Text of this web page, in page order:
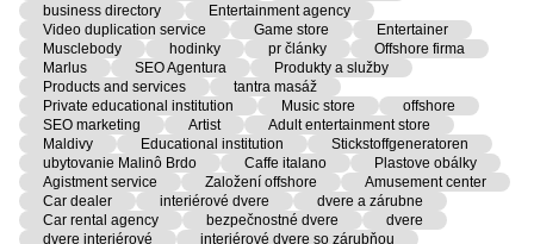
business directory
Entertainment agency
Video duplication service
Game store
Entertainer
Musclebody
hodinky pr články
Offshore firma
Marlus
SEO Agentura
Produkty a služby
Products and services
tantra masáž
Private educational institution
Music store
offshore
SEO marketing
Artist
Adult entertainment store
Maldivy
Educational institution
Stickstoffgeneratoren
ubytovanie Malinô Brdo
Caffe italano
Plastove obálky
Agistment service
Založení offshore
Amusement center
Car dealer
interiérové dvere
dvere a zárubne
Car rental agency
bezpečnostné dvere
dvere
dvere interiérové
interiérové dvere so zárubňou